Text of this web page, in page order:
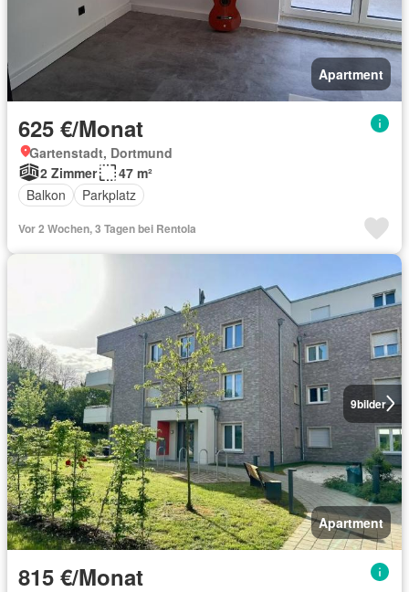
Apartment
625 €/Monat
Gartenstadt, Dortmund
2 Zimmer
47 m²
Balkon
Parkplatz
Vor 2 Wochen, 3 Tagen bei Rentola
9bilder
Apartment
815 €/Monat